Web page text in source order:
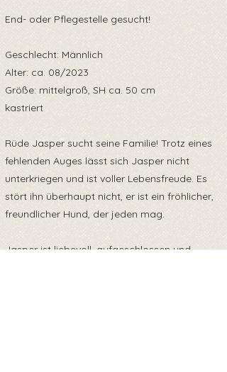
End- oder Pflegestelle gesucht!
Geschlecht: Männlich
Alter: ca. 08/2023
Größe: mittelgroß, SH ca. 50 cm
kastriert
Rüde Jasper sucht seine Familie! Trotz eines
fehlenden Auges lässt sich Jasper nicht
unterkriegen und ist voller Lebensfreude. Es
stört ihn überhaupt nicht, er ist ein fröhlicher,
freundlicher Hund, der jeden mag.
Jasper ist liebevoll, aufgeschlossen und